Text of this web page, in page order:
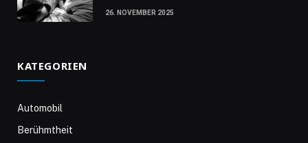
26. NOVEMBER 2025
KATEGORIEN
Automobil
Berühmtheit